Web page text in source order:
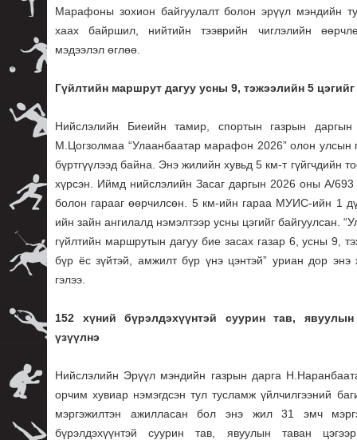
Марафоны зохион байгуулалт болон эрүүл мэндийн
хаах байршил, нийтийн тээврийн чиглэлийн
мэдээлэл өглөө.
Гүйлтийн маршрут дагуу усны 9, тэжээлийн 5
Нийслэлийн Биеийн тамир, спортын газрын даргын
М.Цогзолмаа “Улаанбаатар марафон 2026” олон улсын
бүртгүүлээд байна. Энэ жилийн хувьд 5 км-т гүйгчдийн
хүрсэн. Иймд нийслэлийн Засаг даргын 2026 оны А/
болон гарааг өөрчилсөн. 5 км-ийн гараа МУИС-ийн 1
ийн зайн ангилалд нэмэлтээр усны цэгийг байгуулсан.
гүйлтийн маршрутын дагуу бие засах газар 6, усны 9,
бүр ёс зүйтэй, амжилт бүр үнэ цэнтэй” уриан дор
гэлээ.
152 хүний бүрэлдэхүүнтэй суурин тав,
үзүүлнэ
Нийслэлийн Эрүүл мэндийн газрын дарга
орчим хувиар нэмэгдсэн тул тусламж үйлчилгээний
мэргэжилтэн ажилласан бол энэ жил 31 эмч
бүрэлдэхүүнтэй суурин тав, явуулын таван